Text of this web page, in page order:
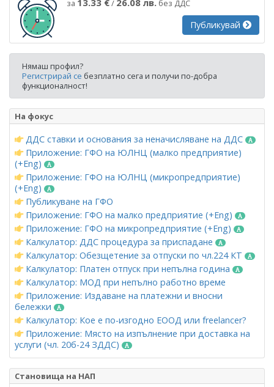
за
/ без ДДС
Публикувай
Нямаш профил?
Регистрирай се безплатно сега и получи по-добра
функционалност!
На фокус
ДДС ставки и основания за неначисляване на ДДС
Приложение: ГФО на ЮЛНЦ (малко предприятие)
(+Eng)
Приложение: ГФО на ЮЛНЦ (микропредприятие)
(+Eng)
Публикуване на ГФО
Приложение: ГФО на малко предприятие (+Eng)
Приложение: ГФО на микропредприятие (+Eng)
Калкулатор: ДДС процедура за приспадане
Калкулатор: Обезщетение за отпуски по чл.224 КТ
Калкулатор: Платен отпуск при непълна година
Калкулатор: МОД при непълно работно време
Приложение: Издаване на платежни и вносни
бележки
Калкулатор: Кое е по-изгодно ЕООД или freelancer?
Приложение: Място на изпълнение при доставка на
услуги (чл. 20б-24 ЗДДС)
Становища на НАП